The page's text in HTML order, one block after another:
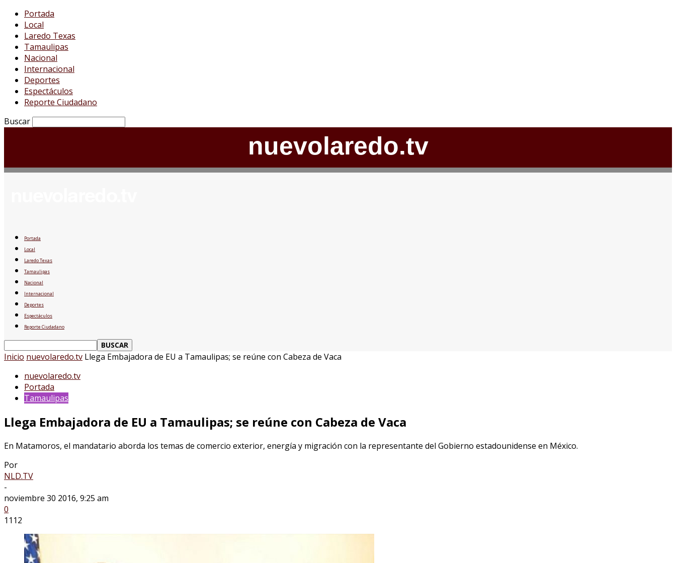
Portada
Local
Laredo Texas
Tamaulipas
Nacional
Internacional
Deportes
Espectáculos
Reporte Ciudadano
Buscar
nuevolaredo.tv
Portada
Local
Laredo Texas
Tamaulipas
Nacional
Internacional
Deportes
Espectáculos
Reporte Ciudadano
Inicio nuevolaredo.tv Llega Embajadora de EU a Tamaulipas; se reúne con Cabeza de Vaca
nuevolaredo.tv
Portada
Tamaulipas
Llega Embajadora de EU a Tamaulipas; se reúne con Cabeza de Vaca
En Matamoros, el mandatario aborda los temas de comercio exterior, energía y migración con la representante del Gobierno estadounidense en México.
Por
NLD.TV
-
noviembre 30 2016, 9:25 am
0
1112